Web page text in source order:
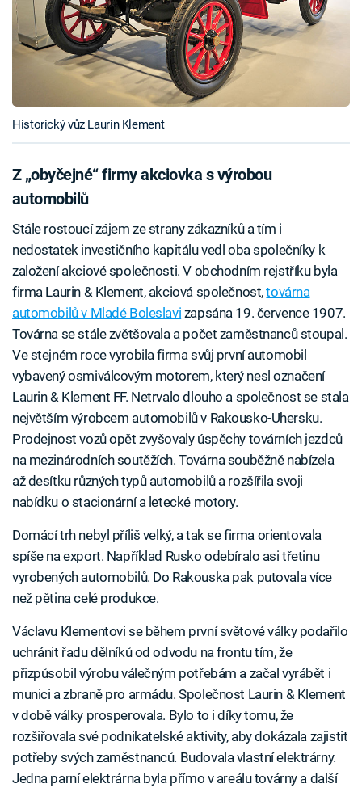
Historický vůz Laurin Klement
Z „obyčejné“ firmy akciovka s výrobou
automobilů
Stále rostoucí zájem ze strany zákazníků a tím i
nedostatek investičního kapitálu vedl oba společníky k
založení akciové společnosti. V obchodním rejstříku byla
firma Laurin & Klement, akciová společnost,továrna
automobilů v Mladé Boleslavi zapsána 19. července 1907.
Továrna se stále zvětšovala a počet zaměstnanců stoupal.
Ve stejném roce vyrobila firma svůj první automobil
vybavený osmiválcovým motorem, který nesl označení
Laurin & Klement FF. Netrvalo dlouho a společnost se stala
největším výrobcem automobilů v Rakousko-Uhersku.
Prodejnost vozů opět zvyšovaly úspěchy továrních jezdců
na mezinárodních soutěžích. Továrna souběžně nabízela
až desítku různých typů automobilů a rozšířila svoji
nabídku o stacionární a letecké motory.
Domácí trh nebyl příliš velký, a tak se firma orientovala
spíše na export. Například Rusko odebíralo asi třetinu
vyrobených automobilů. Do Rakouska pak putovala více
než pětina celé produkce.
Václavu Klementovi se během první světové války podařilo
uchránit řadu dělníků od odvodu na frontu tím, že
přizpůsobil výrobu válečným potřebám a začal vyrábět i
munici a zbraně pro armádu. Společnost Laurin & Klement
v době války prosperovala. Bylo to i díky tomu, že
rozšiřovala své podnikatelské aktivity, aby dokázala zajistit
potřeby svých zaměstnanců. Budovala vlastní elektrárny.
Jedna parní elektrárna byla přímo v areálu továrny a další